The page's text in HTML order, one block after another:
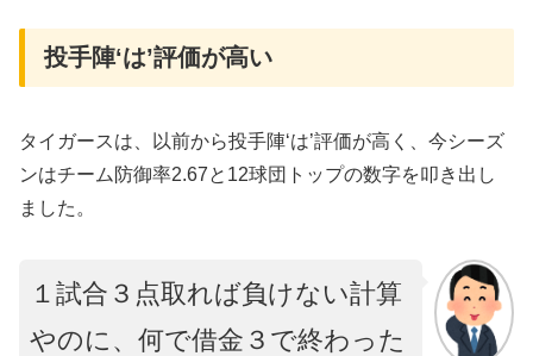
投手陣‘は’評価が高い
タイガースは、以前から投手陣‘は’評価が高く、今シーズ
ンはチーム防御率2.67と12球団トップの数字を叩き出し
ました。
１試合３点取れば負けない計算
やのに、何で借金３で終わった